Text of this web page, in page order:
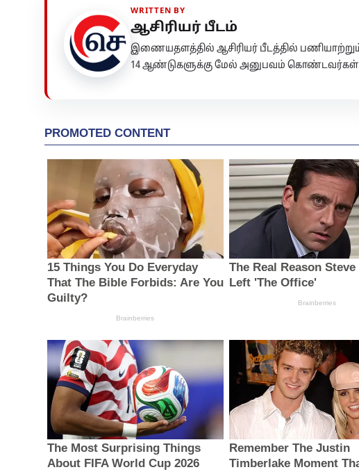
WRITTEN BY
ஆசிரியர் பீடம்
இணையதளத்தில் ஆசிரியர் பீடத்தில்
14 ஆண்டுகளுக்கு மேல் அனுபவம்